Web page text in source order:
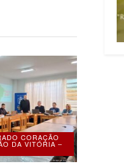
CORAÇÃO
DA VITÓRIA –